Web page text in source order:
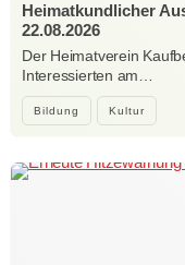
Bildung Kultur
Heimatkundlicher
22.08.2026
Der Heimatverein
Interessierten am…